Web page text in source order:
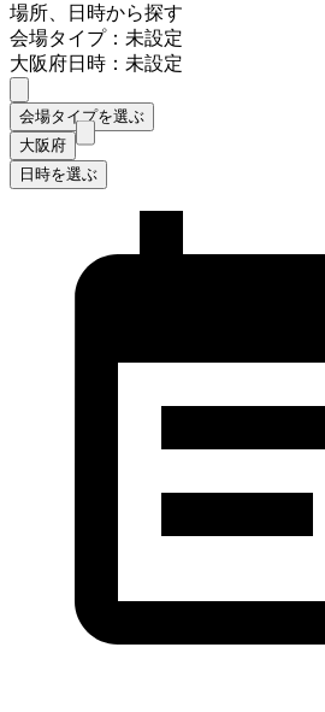
場所、日時から探す
会場タイプ：未設定
大阪府日時：未設定
会場タイプを選ぶ
大阪府
日時を選ぶ